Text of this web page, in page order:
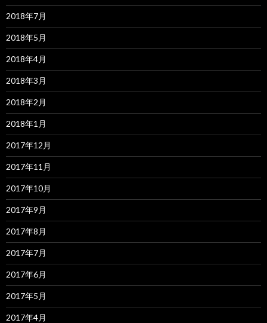
2018年7月
2018年5月
2018年4月
2018年3月
2018年2月
2018年1月
2017年12月
2017年11月
2017年10月
2017年9月
2017年8月
2017年7月
2017年6月
2017年5月
2017年4月